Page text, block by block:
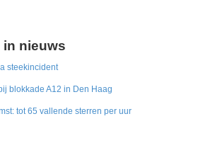
in nieuws
steekincident
blokkade A12 in Den Haag
tot 65 vallende sterren per uur